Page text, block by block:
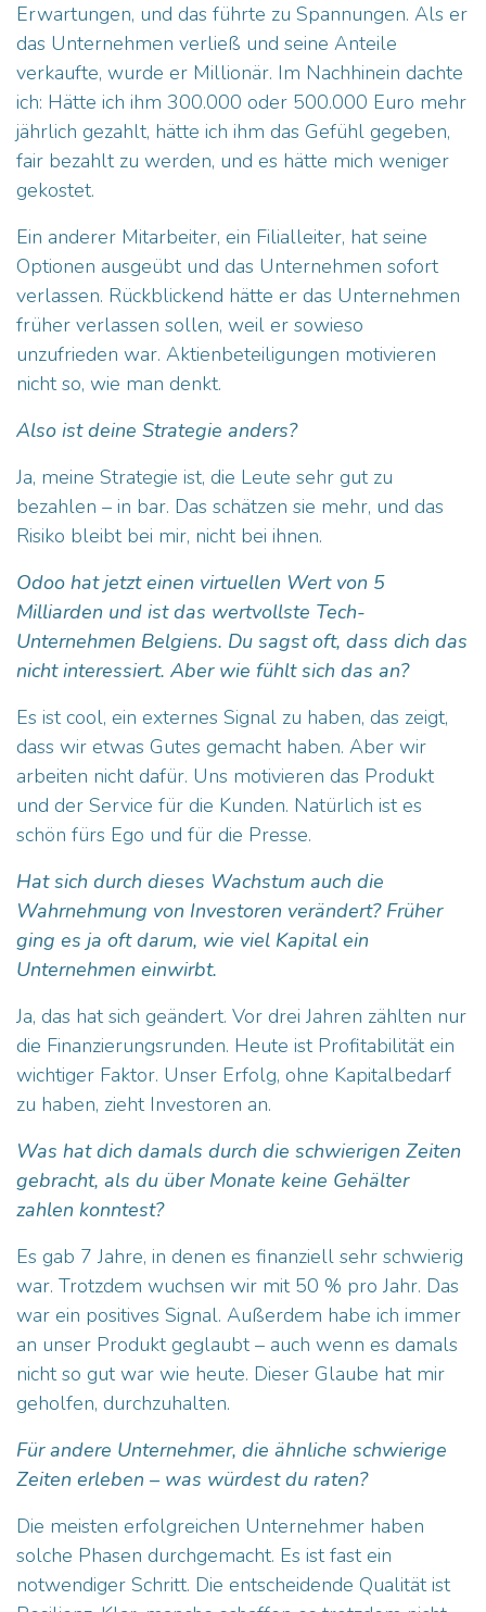
Erwartungen, und das führte zu Spannungen. Als er
das Unternehmen verließ und seine Anteile
verkaufte, wurde er Millionär. Im Nachhinein dachte
ich: Hätte ich ihm 300.000 oder 500.000 Euro mehr
jährlich gezahlt, hätte ich ihm das Gefühl gegeben,
fair bezahlt zu werden, und es hätte mich weniger
gekostet.
Ein anderer Mitarbeiter, ein Filialleiter, hat seine
Optionen ausgeübt und das Unternehmen sofort
verlassen. Rückblickend hätte er das Unternehmen
früher verlassen sollen, weil er sowieso
unzufrieden war. Aktienbeteiligungen motivieren
nicht so, wie man denkt.
Also ist deine Strategie anders?
Ja, meine Strategie ist, die Leute sehr gut zu
bezahlen – in bar. Das schätzen sie mehr, und das
Risiko bleibt bei mir, nicht bei ihnen.
Odoo hat jetzt einen virtuellen Wert von 5
Milliarden und ist das wertvollste Tech-
Unternehmen Belgiens. Du sagst oft, dass dich das
nicht interessiert. Aber wie fühlt sich das an?
Es ist cool, ein externes Signal zu haben, das zeigt,
dass wir etwas Gutes gemacht haben. Aber wir
arbeiten nicht dafür. Uns motivieren das Produkt
und der Service für die Kunden. Natürlich ist es
schön fürs Ego und für die Presse.
Hat sich durch dieses Wachstum auch die
Wahrnehmung von Investoren verändert? Früher
ging es ja oft darum, wie viel Kapital ein
Unternehmen einwirbt.
Ja, das hat sich geändert. Vor drei Jahren zählten nur
die Finanzierungsrunden. Heute ist Profitabilität ein
wichtiger Faktor. Unser Erfolg, ohne Kapitalbedarf
zu haben, zieht Investoren an.
Was hat dich damals durch die schwierigen Zeiten
gebracht, als du über Monate keine Gehälter
zahlen konntest?
Es gab 7 Jahre, in denen es finanziell sehr schwierig
war. Trotzdem wuchsen wir mit 50 % pro Jahr. Das
war ein positives Signal. Außerdem habe ich immer
an unser Produkt geglaubt – auch wenn es damals
nicht so gut war wie heute. Dieser Glaube hat mir
geholfen, durchzuhalten.
Für andere Unternehmer, die ähnliche schwierige
Zeiten erleben – was würdest du raten?
Die meisten erfolgreichen Unternehmer haben
solche Phasen durchgemacht. Es ist fast ein
notwendiger Schritt. Die entscheidende Qualität ist